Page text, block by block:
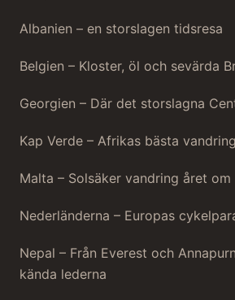
Albanien – en storslagen tidsresa
Belgien – Kloster, öl och sevärda
Georgien – Där det storslagna
Kap Verde – Afrikas bästa
Malta – Solsäker vandring året om
Nederländerna – Europas
Nepal – Från Everest och
kända lederna